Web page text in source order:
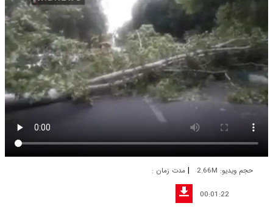
حجم ویدیو: 2.66M | مدت زمان :
00:01:22